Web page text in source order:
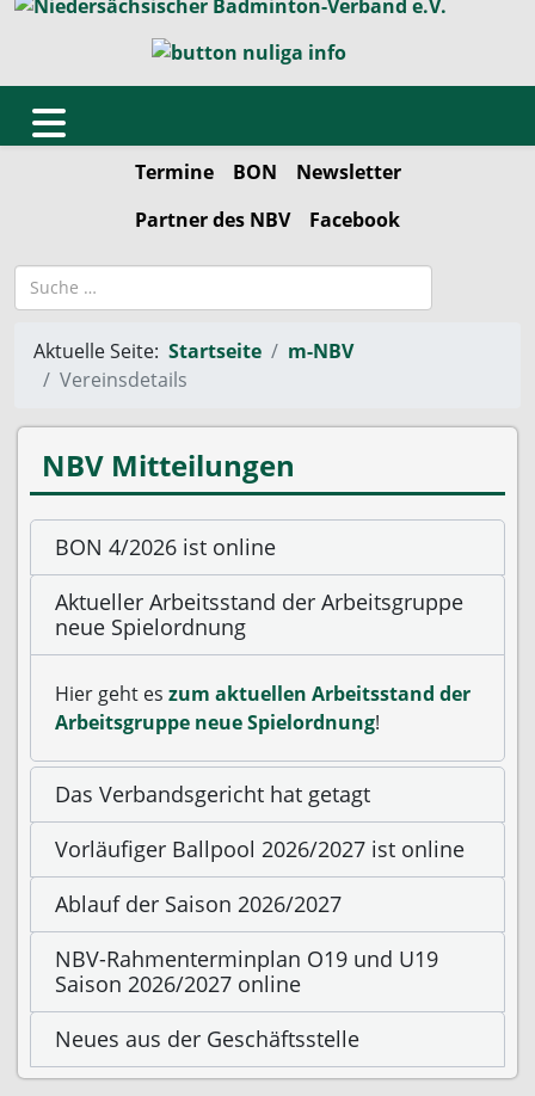
Termine BON
Newsletter
Partner des NBV
Facebook
Suchbegriff
Aktuelle Seite: Startseite
m-NBV
Vereinsdetails
NBV Mitteilungen
BON 4/2026 ist online
Aktueller Arbeitsstand der Arbeitsgruppe
neue Spielordnung
Hier geht es zum aktuellen Arbeitsstand der
Arbeitsgruppe neue Spielordnung!
Das Verbandsgericht hat getagt
Vorläufiger Ballpool 2026/2027 ist online
Ablauf der Saison 2026/2027
NBV-Rahmenterminplan O19 und U19
Saison 2026/2027 online
Neues aus der Geschäftsstelle